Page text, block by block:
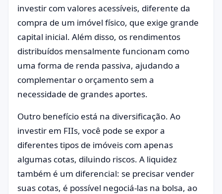
investir com valores acessíveis, diferente da
compra de um imóvel físico, que exige grande
capital inicial. Além disso, os rendimentos
distribuídos mensalmente funcionam como
uma forma de renda passiva, ajudando a
complementar o orçamento sem a
necessidade de grandes aportes.
Outro benefício está na diversificação. Ao
investir em FIIs, você pode se expor a
diferentes tipos de imóveis com apenas
algumas cotas, diluindo riscos. A liquidez
também é um diferencial: se precisar vender
suas cotas, é possível negociá-las na bolsa, ao